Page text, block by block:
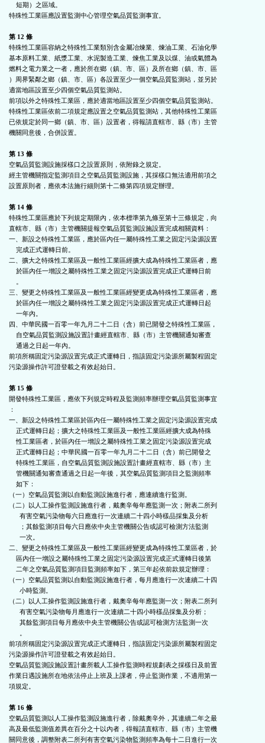
特殊性工業區應設置監測中心管理空氣品質監測事宜。
第 12 條
特殊性工業區容納之特殊性工業類別含金屬冶煉業、煉油工業、石油化學
基本原料工業、紙漿工業、水泥製造工業、煉焦工業及以煤、油或氣體為
燃料之電力業之一者，應於所在鄉（鎮、市、區）及所在鄉（鎮、市、區
）周界緊鄰之鄉（鎮、市、區）各設置至少一個空氣品質監測站，並另於
適當地區設置至少四個空氣品質監測站。
前項以外之特殊性工業區，應於適當地區設置至少四個空氣品質監測站。
特殊性工業區依前二項規定應設置之空氣品質監測站，其他特殊性工業區
已依規定於同一鄉（鎮、市、區）設置者，得報請直轄市、縣（市）主管
機關同意後，合併設置。
第 13 條
空氣品質監測設施採樣口之設置原則，依附錄之規定。
經主管機關指定監測項目之空氣品質監測設施，其採樣口無法適用前項之
設置原則者，應依本法施行細則第十二條第四項規定辦理。
第 14 條
特殊性工業區應於下列規定期限內，依本標準第九條至第十三條規定，向
直轄市、縣（市）主管機關提報空氣品質監測設施設置完成相關資料：
一、新設之特殊性工業區，應於區內任一屬特殊性工業之固定污染源設置
二、擴大之特殊性工業區及一般性工業區經擴大成為特殊性工業區者，應
三、變更之特殊性工業區及一般性工業區經變更成為特殊性工業區者，應
四、中華民國一百零一年九月二十二日（含）前已開發之特殊性工業區，
前項所稱固定污染源設置完成正式運轉日，指該固定污染源所屬製程固定
污染源操作許可證登載之有效起始日。
第 15 條
開發特殊性工業區，應依下列規定時程及監測頻率辦理空氣品質監測事宜
：
一、新設之特殊性工業區於區內任一屬特殊性工業之固定污染源設置完成
    性工業區者，於區內任一增設之屬特殊性工業之固定污染源設置完成
（一）空氣品質監測以自動監測設施進行者，應連續進行監測。
（二）以人工操作監測設施進行者，戴奧辛每年應監測一次；附表二所列
二、變更之特殊性工業區及一般性工業區經變更成為特殊性工業區者，於
（一）空氣品質監測以自動監測設施進行者，每月應進行一次連續二十四
（二）以人工操作監測設施進行者，戴奧辛每年應監測一次；附表二所列
前項所稱固定污染源設置完成正式運轉日，指該固定污染源所屬製程固定
污染源操作許可證登載之有效起始日。
空氣品質監測設施設置計畫所載人工操作監測時程規劃表之採樣日及前置
作業日遇設施所在地依法停止上班及上課者，停止監測作業，不適用第一
項規定。
第 16 條
空氣品質監測以人工操作監測設施進行者，除戴奧辛外，其連續二年之最
高及最低監測值差異在百分之十以內者，得報請直轄市、縣（市）主管機
關同意後，調整附表二所列有害空氣污染物監測頻率為每十二日進行一次